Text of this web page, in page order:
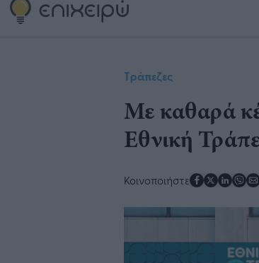
Τράπεζες
Με καθαρά
Εθνική
Κοινοποιήστε